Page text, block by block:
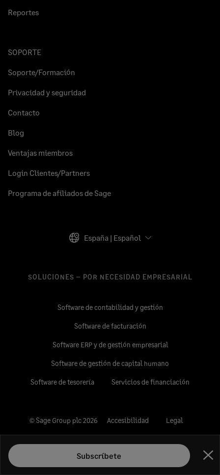
Reportes
SOPORTE
Soporte/Formación
Privacidad y seguridad
Contacto
Blog
Ventajas miembros
Login Clientes/Partners
Programa de afiliados de Sage
España | Español
SOLUCIONES – POR NECESIDAD EMPRESARIAL
Software de contabilidad y gestión
Software de facturación
Software ERP y de gestión empresarial
Software de gestión de capital humano
Software de tesorería Servicios de financiación
© Sage Group plc 2026 Accesibilidad Legal
Reglamento General de Protección de Datos
Subscríbete